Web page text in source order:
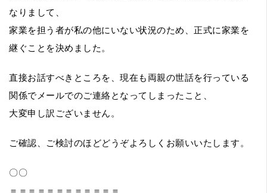
なりまして、
家業を担う者が私の他にいない状況のため、正式に家業を
継ぐことを決めました。
直接お話すべきところを、現在も両親の世話を行っている
関係でメールでのご連絡となってしまったこと、
大変申し訳ございません。
ご確認、ご検討のほどどうぞよろしくお願いいたします。
〇〇
＝＝＝＝＝＝＝＝＝＝＝＝